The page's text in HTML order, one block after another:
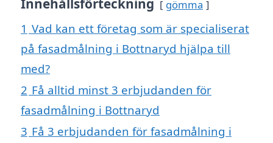
Innehållsförteckning gömma
1 Vad kan ett företag som är specialiserat
på fasadmålning i Bottnaryd hjälpa till
med?
2 Få alltid minst 3 erbjudanden för
fasadmålning i Bottnaryd
3 Få 3 erbjudanden för fasadmålning i